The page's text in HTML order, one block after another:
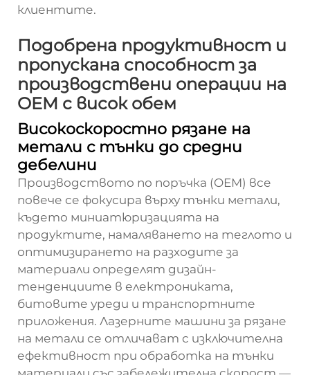
клиентите.
Подобрена продуктивност и
пропускана способност за
производствени операции на
OEM с висок обем
Високоскоростно рязане на
метали с тънки до средни
дебелини
Производството по поръчка (OEM) все
повече се фокусира върху тънки метали,
където миниатюризацията на
продуктите, намаляването на теглото и
оптимизирането на разходите за
материали определят дизайн-
тенденциите в електрониката,
битовите уреди и транспортните
приложения. Лазерните машини за рязане
на метали се отличават с изключителна
ефективност при обработка на тънки